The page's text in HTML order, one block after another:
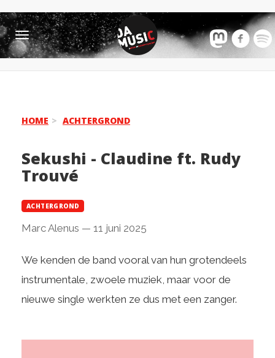
Toggle
navigation
HOME ACHTERGROND
Sekushi - Claudine ft. Rudy
Trouvé
ACHTERGROND
Marc Alenus — 11 juni 2025
We kenden de band vooral van hun grotendeels
instrumentale, zwoele muziek, maar voor de
nieuwe single werkten ze dus met een zanger.